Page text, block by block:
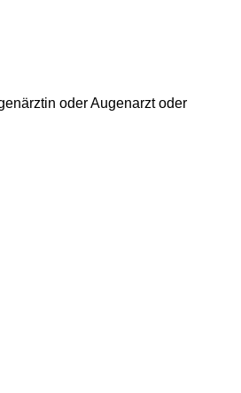
oder Augenarzt oder